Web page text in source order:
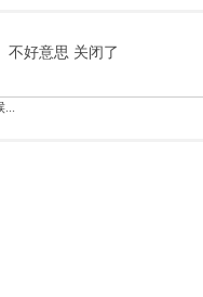
不好意思 关闭了
...